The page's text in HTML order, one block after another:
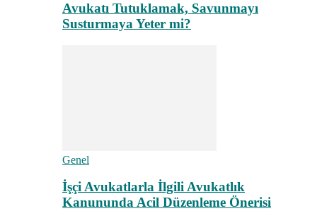
Avukatı Tutuklamak, Savunmayı
Susturmaya Yeter mi?
Genel
İşçi Avukatlarla İlgili Avukatlık
Kanununda Acil Düzenleme Önerisi